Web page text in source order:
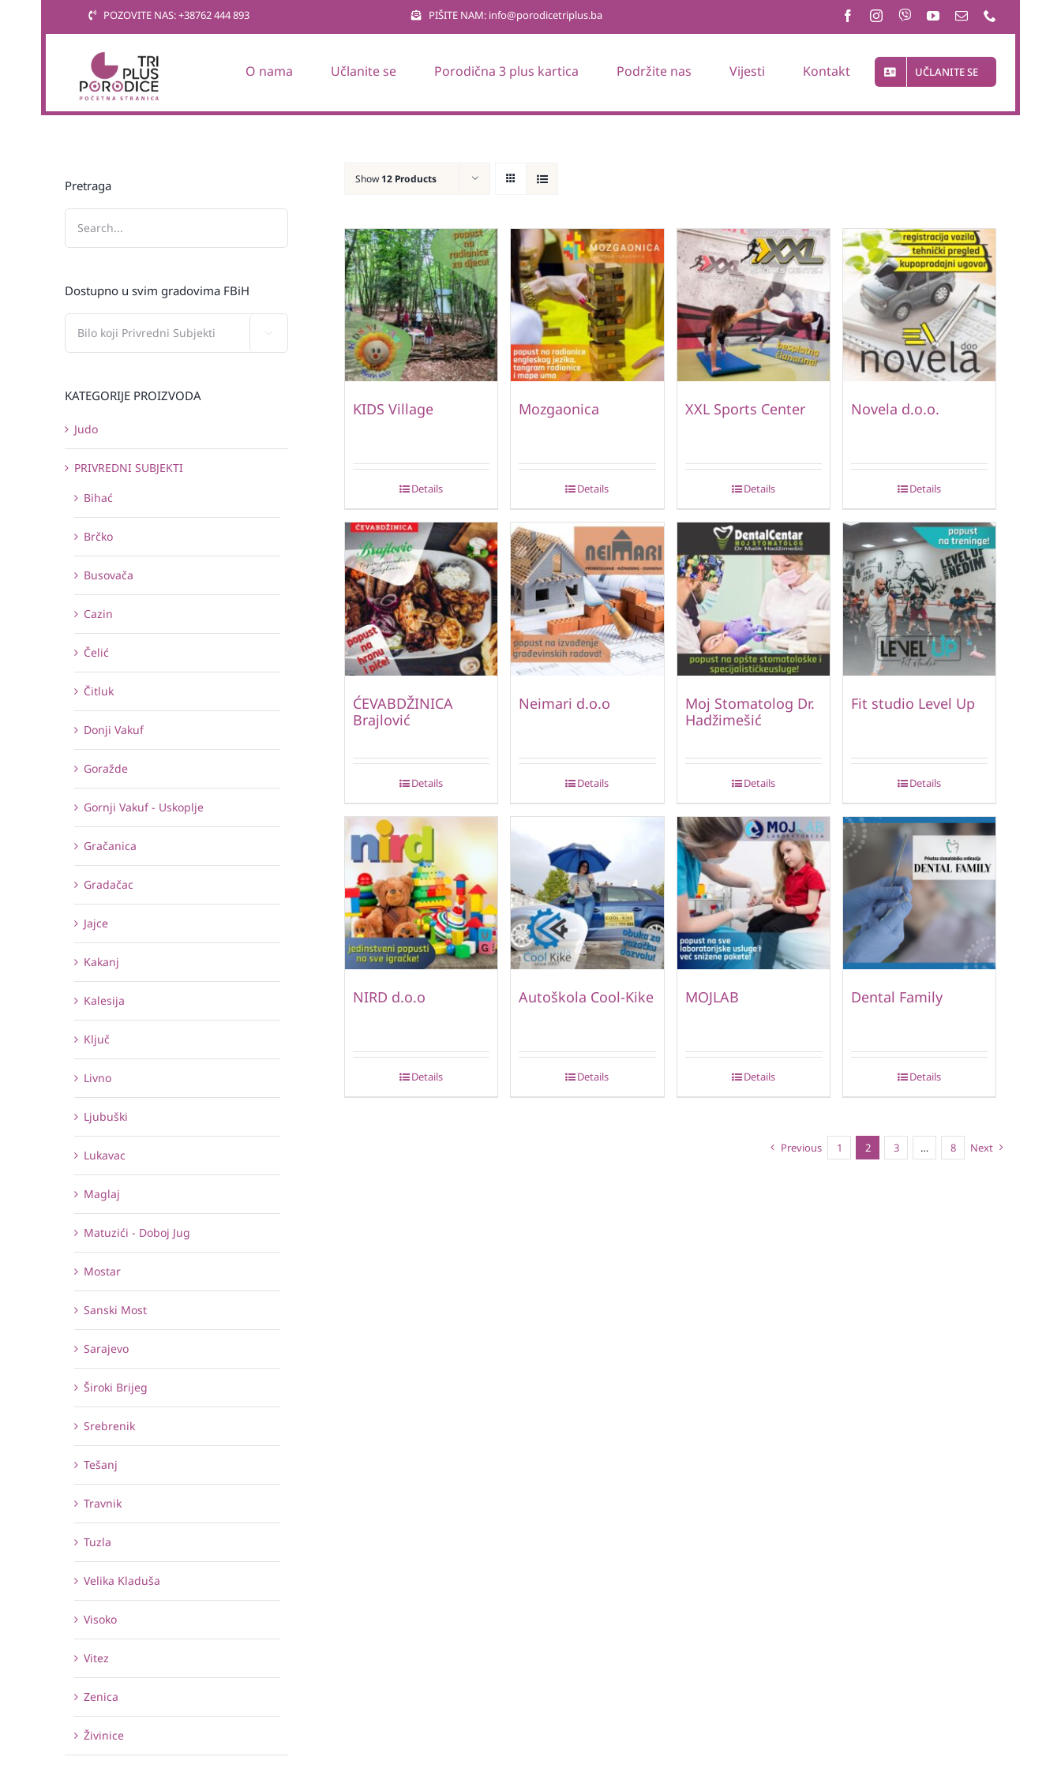
POZOVITE NAS: +38762 444 893 PIŠITE NAM: info@porodicetriplus.ba
O nama Učlanite se Porodična 3 plus kartica Podržite nas Vijesti Kontakt UČLANITE SE
Show 12 Products
KIDS Village
Details
Mozgaonica
Details
XXL Sports Center
Details
Novela d.o.o.
Details
ĆEVABDŽINICA
Brajlović
Details
Neimari d.o.o
Details
Moj Stomatolog Dr.
Hadžimešić
Details
Fit studio Level Up
Details
NIRD d.o.o
Details
Autoškola Cool-Kike
Details
MOJLAB
Details
Dental Family
Details
Previous 1 2 3 … 8 Next
Pretraga
Dostupno u svim gradovima FBiH
KATEGORIJE PROIZVODA
Judo
PRIVREDNI SUBJEKTI
Bihać
Brčko
Busovača
Cazin
Čelić
Čitluk
Donji Vakuf
Goražde
Gornji Vakuf - Uskoplje
Gračanica
Gradačac
Jajce
Kakanj
Kalesija
Ključ
Livno
Ljubuški
Lukavac
Maglaj
Matuzići - Doboj Jug
Mostar
Sanski Most
Sarajevo
Široki Brijeg
Srebrenik
Tešanj
Travnik
Tuzla
Velika Kladuša
Visoko
Vitez
Zenica
Živinice